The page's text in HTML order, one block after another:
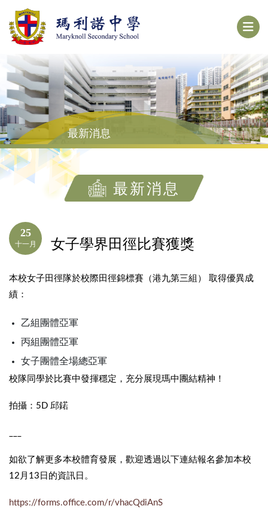
最新消息
最新消息
25
十一月 女子學界田徑比賽獲獎
本校女子田徑隊於校際田徑錦標賽（港九第三組） 取得優異成
績：
乙組團體亞軍
丙組團體亞軍
女子團體全場總亞軍
校隊同學於比賽中發揮穩定，充分展現瑪中團結精神！
拍攝：5D 邱鍩
如欲了解更多本校體育發展，歡迎透過以下連結報名參加本校
12月13日的資訊日。
https://forms.office.com/r/vhacQdiAnS